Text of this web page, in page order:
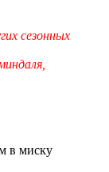
сезонных
в миску